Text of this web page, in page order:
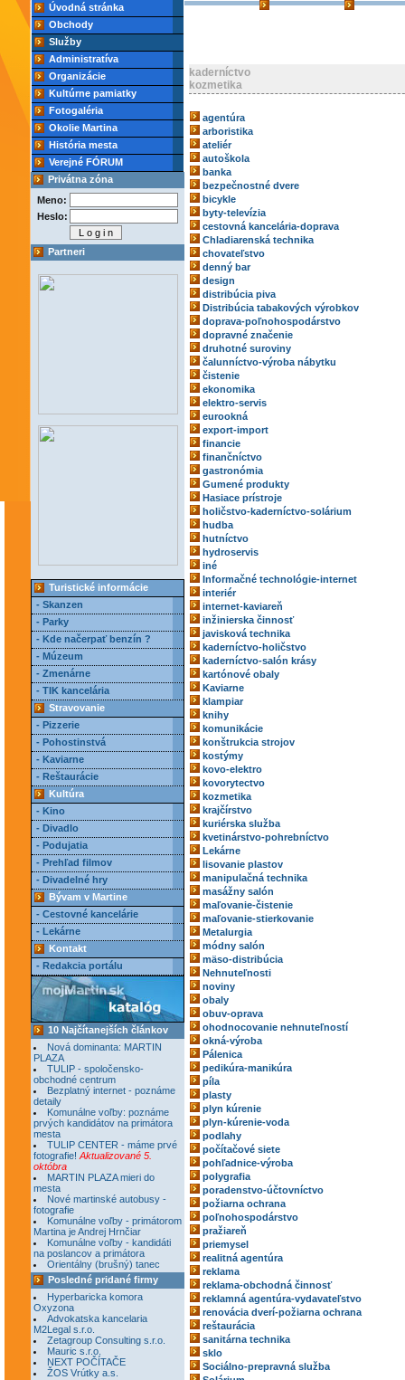
Úvodná stránka
Obchody
Služby
Administratíva
Organizácie
Kultúrne pamiatky
Fotogaléria
Okolie Martina
História mesta
Verejné FÓRUM
Privátna zóna
Meno:
Heslo:
Partneri
Turistické informácie
- Skanzen
- Parky
- Kde načerpať benzín ?
- Múzeum
- Zmenárne
- TIK kancelária
Stravovanie
- Pizzerie
- Pohostinstvá
- Kaviarne
- Reštaurácie
Kultúra
- Kino
- Divadlo
- Podujatia
- Prehľad filmov
- Divadelné hry
Bývam v Martine
- Cestovné kancelárie
- Lekárne
Kontakt
- Redakcia portálu
10 Najčítanejších článkov
Nová dominanta: MARTIN
PLAZA
TULIP - spoločensko-
obchodné centrum
Bezplatný internet - poznáme
detaily
Komunálne voľby: poznáme
prvých kandidátov na primátora
mesta
TULIP CENTER - máme prvé
fotografie! Aktualizované 5.
októbra
MARTIN PLAZA mieri do
mesta
Nové martinské autobusy -
fotografie
Komunálne voľby - primátorom
Martina je Andrej Hrnčiar
Komunálne voľby - kandidáti
na poslancov a primátora
Orientálny (brušný) tanec
Posledné pridané firmy
Hyperbaricka komora
Oxyzona
Advokatska kancelaria
M2Legal s.r.o.
Zetagroup Consulting s.r.o.
Mauric s.r.o.
NEXT POČÍTAČE
ŽOS Vrútky a.s.
kaderníctvo
kozmetika
agentúra
arboristika
ateliér
autoškola
banka
bezpečnostné dvere
bicykle
byty-televízia
cestovná kancelária-doprava
Chladiarenská technika
chovateľstvo
denný bar
design
distribúcia piva
Distribúcia tabakových výrobkov
doprava-poľnohospodárstvo
dopravné značenie
druhotné suroviny
čalunníctvo-výroba nábytku
čistenie
ekonomika
elektro-servis
eurookná
export-import
financie
finančníctvo
gastronómia
Gumené produkty
Hasiace prístroje
holičstvo-kaderníctvo-solárium
hudba
hutníctvo
hydroservis
iné
Informačné technológie-internet
interiér
internet-kaviareň
inžinierska činnosť
javisková technika
kaderníctvo-holičstvo
kaderníctvo-salón krásy
kartónové obaly
Kaviarne
klampiar
knihy
komunikácie
konštrukcia strojov
kostýmy
kovo-elektro
kovorytectvo
kozmetika
krajčírstvo
kuriérska služba
kvetinárstvo-pohrebníctvo
Lekárne
lisovanie plastov
manipulačná technika
masážny salón
maľovanie-čistenie
maľovanie-stierkovanie
Metalurgia
módny salón
mäso-distribúcia
Nehnuteľnosti
noviny
obaly
obuv-oprava
ohodnocovanie nehnuteľností
okná-výroba
Pálenica
pedikúra-manikúra
píla
plasty
plyn kúrenie
plyn-kúrenie-voda
podlahy
počítačové siete
pohľadnice-výroba
polygrafia
poradenstvo-účtovníctvo
požiarna ochrana
poľnohospodárstvo
pražiareň
priemysel
realitná agentúra
reklama
reklama-obchodná činnosť
reklamná agentúra-vydavateľstvo
renovácia dverí-požiarna ochrana
reštaurácia
sanitárna technika
sklo
Sociálno-prepravná služba